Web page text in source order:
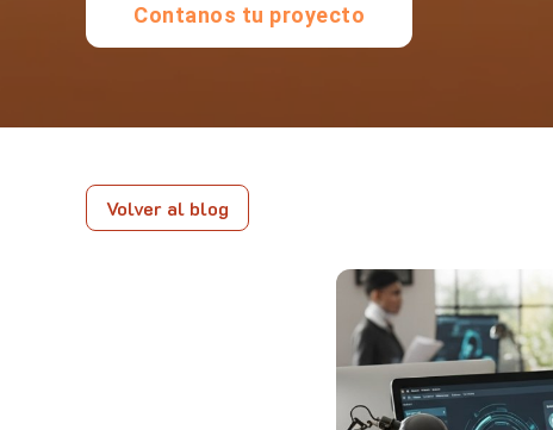
Contanos tu proyecto
Volver al blog